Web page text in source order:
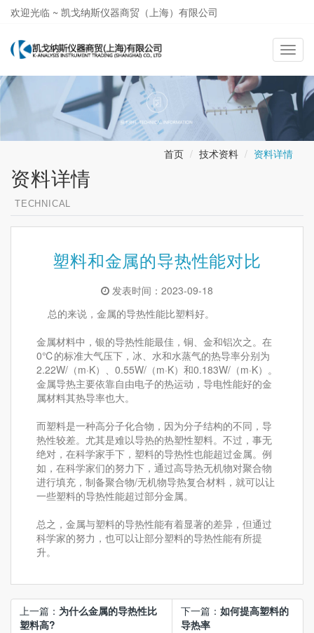
欢迎光临 ~ 凯戈纳斯仪器商贸（上海）有限公司
导
航
切
换
首页 技术资料 资料详情
资料详情
TECHNICAL
塑料和金属的导热性能对比
发表时间：2023-09-18
总的来说，金属的导热性能比塑料好。
金属材料中，银的导热性能最佳，铜、金和铝次之。在
0℃的标准大气压下，冰、水和水蒸气的热导率分别为
2.22W/（m·K）、0.55W/（m·K）和0.183W/（m·K）。
金属导热主要依靠自由电子的热运动，导电性能好的金
属材料其热导率也大。
而塑料是一种高分子化合物，因为分子结构的不同，导
热性较差。尤其是难以导热的热塑性塑料。不过，事无
绝对，在科学家手下，塑料的导热性也能超过金属。例
如，在科学家们的努力下，通过高导热无机物对聚合物
进行填充，制备聚合物/无机物导热复合材料，就可以让
一些塑料的导热性能超过部分金属。
总之，金属与塑料的导热性能有着显著的差异，但通过
科学家的努力，也可以让部分塑料的导热性能有所提
升。
上一篇： 为什么金属的导热性比
塑料高?
下一篇： 如何提高塑料的
导热率